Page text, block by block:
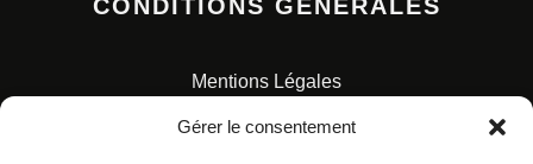
Gérer le consentement
CONDITIONS GENERALES
Mentions Légales
Charte pour la protection des données personnelles